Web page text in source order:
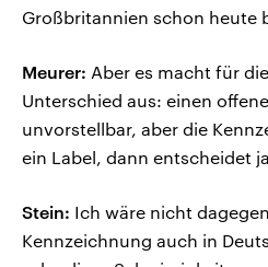
Großbritannien schon heute
Meurer: Aber es macht für
Unterschied aus: einen
unvorstellbar, aber die
ein Label, dann entscheidet
Stein: Ich wäre nicht
Kennzeichnung auch in